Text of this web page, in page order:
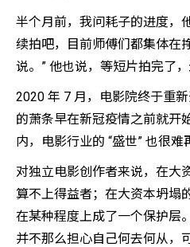
半个月前，我问耗子的进度，
续拍吧，目前师傅们都集体在
说。” 他也说，等短片拍完了，
2020 年 7 月，电影院终于重
的萧条早在新冠疫情之前就开
内，电影行业的 “盛世” 也很难
对独立电影创作者来说，在大
算不上得益者；在大资本坍塌
在某种程度上成了一个保护层
并不那么担心自己何去何从，